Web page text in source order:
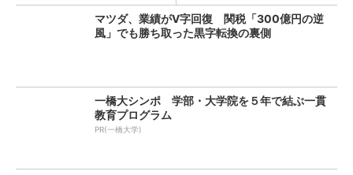
マツダ、業績がV字回復 関税「300億円の逆
風」でも勝ち取った黒字転換の裏側
一橋大シンポ 学部・大学院を５年で結ぶ一貫
教育プログラム
PR(一橋大学)